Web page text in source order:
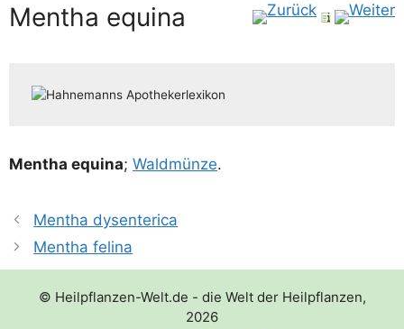
Mentha equina
Men­tha equi­na; Wald­mün­ze.
Mentha dysenterica
Mentha felina
© Heilpflanzen-Welt.de - die Welt der Heilpflanzen,
2026